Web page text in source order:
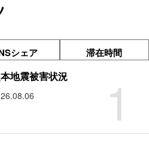
シェア 滞在時間
1
地震被害状況